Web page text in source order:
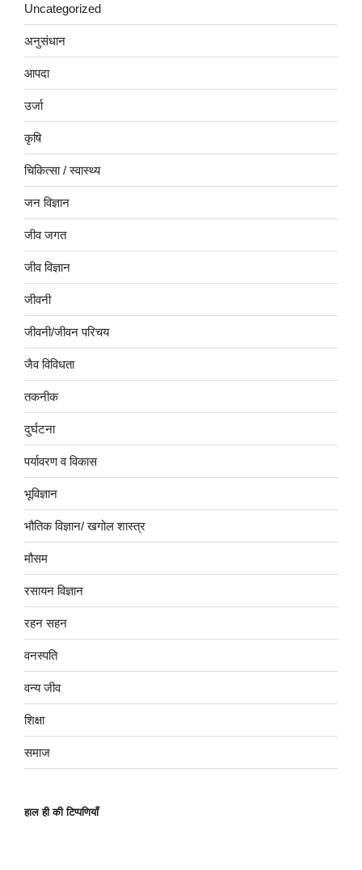
Uncategorized
अनुसंधान
आपदा
उर्जा
कृषि
चिकित्सा / स्वास्थ्य
जन विज्ञान
जीव जगत
जीव विज्ञान
जीवनी
जीवनी/जीवन परिचय
जैव विविधता
तकनीक
दुर्घटना
पर्यावरण व विकास
भूविज्ञान
भौतिक विज्ञान/ खगोल शास्त्र
मौसम
रसायन विज्ञान
रहन सहन
वनस्पति
वन्य जीव
शिक्षा
समाज
हाल ही की टिप्पणियाँ